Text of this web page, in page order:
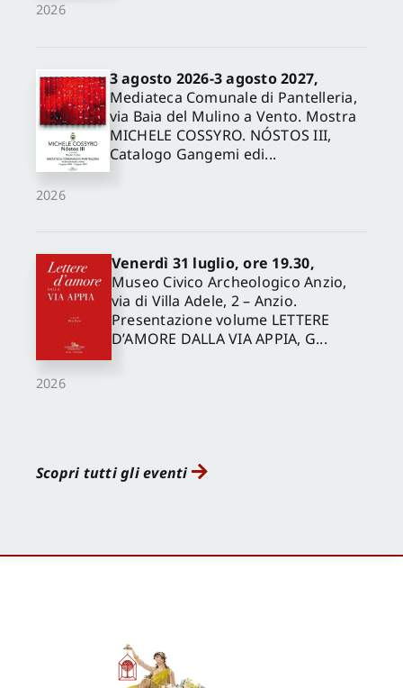
2026
2026
3 agosto 2026-3 agosto 2027,
Mediateca Comunale di Pantelleria,
via Baia del Mulino a Vento. Mostra
MICHELE COSSYRO. NÓSTOS III,
Catalogo Gangemi edi...
2026
Venerdì 31 luglio, ore 19.30,
Museo Civico Archeologico Anzio,
via di Villa Adele, 2 – Anzio.
Presentazione volume LETTERE
D’AMORE DALLA VIA APPIA, G...
Scopri tutti gli eventi